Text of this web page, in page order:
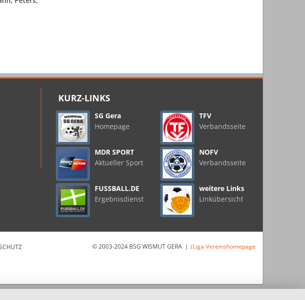
KURZ-LINKS
SG Gera
Homepage
MDR SPORT
Aktueller Sport
FUSSBALL.DE
Ergebnisdienst
TFV
Verbandsseite
NOFV
Verbandsseite
weitere Links
Linkübersicht
© 2003-2024 BSG WISMUT GERA | zLiga-Vereinshomepage